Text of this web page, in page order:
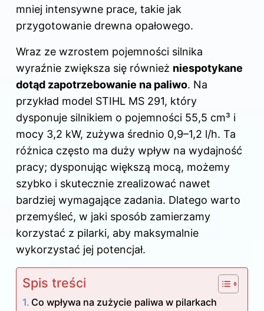
mniej intensywne prace, takie jak
przygotowanie drewna opałowego.
Wraz ze wzrostem pojemności silnika
wyraźnie zwiększa się również niespotykane
dotąd zapotrzebowanie na paliwo. Na
przykład model STIHL MS 291, który
dysponuje silnikiem o pojemności 55,5 cm³ i
mocy 3,2 kW, zużywa średnio 0,9–1,2 l/h. Ta
różnica często ma duży wpływ na wydajność
pracy; dysponując większą mocą, możemy
szybko i skutecznie zrealizować nawet
bardziej wymagające zadania. Dlatego warto
przemyśleć, w jaki sposób zamierzamy
korzystać z pilarki, aby maksymalnie
wykorzystać jej potencjał.
Spis treści
Co wpływa na zużycie paliwa w pilarkach